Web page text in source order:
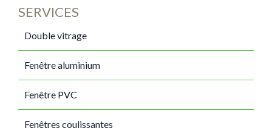
SERVICES
Double vitrage
Fenêtre aluminium
Fenêtre PVC
Fenêtres coulissantes